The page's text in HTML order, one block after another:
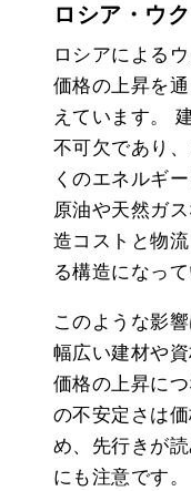
ロシア・ウ
ロシアによる
価格の上昇を
えています。
不可欠であり
くのエネルギ
原油や天然ガ
造コストと物
る構造になって
このような影
幅広い建材や
価格の上昇に
の不安定さは
め、先行きが
にも注意です。